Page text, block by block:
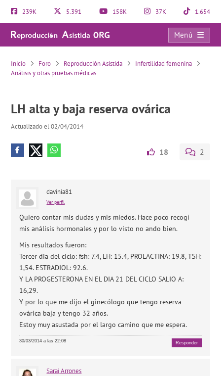
239K 5.391 158K 37K 1.654
Menú
LH alta y baja reserva ovárica
Inicio Foro Reproducción Asistida
Infertilidad femenina
Análisis y otras pruebas médicas
LH alta y baja reserva ovárica
Actualizado el 02/04/2014
18 2
davinia81
Ver perfil
Quiero contar mis dudas y mis miedos. Hace poco recogí
mis análisis hormonales y por lo visto no ando bien.
Mis resultados fueron:
Tercer dia del ciclo: fsh: 7.4, LH: 15.4, PROLACTINA: 19.8, TSH:
1,54. ESTRADIOL: 92.6.
Y LA PROGESTERONA EN EL DIA 21 DEL CICLO SALIO A:
16,29.
Y por lo que me dijo el ginecólogo que tengo reserva
ovárica baja y tengo 32 años.
Estoy muy asustada por el largo camino que me espera.
30/03/2014 a las 22:08 Responder
Sarai Arrones